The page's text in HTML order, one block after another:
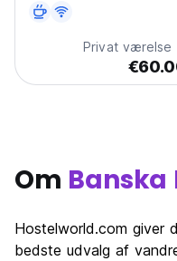
Privat værelse
Om Banska
Hostelworld.com giver
bedste udvalg af